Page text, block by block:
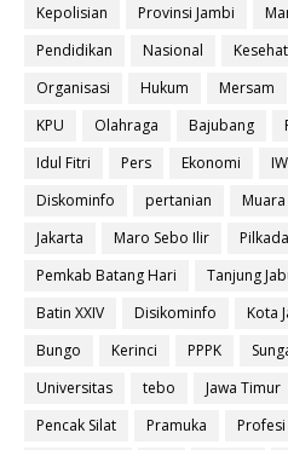
Kepolisian
Provinsi Jambi
Pendidikan
Nasional
Organisasi
Hukum Mersam
KPU
Olahraga Bajubang
Idul Fitri
Pers Ekonomi
Diskominfo
pertanian
Jakarta
Maro Sebo Ilir Pilkada
Pemkab Batang Hari
Tanjung
Batin XXIV
Disikominfo Kota
Bungo
Kerinci PPPK
Universitas
tebo Jawa Timur
Pencak Silat
Pramuka Profesi